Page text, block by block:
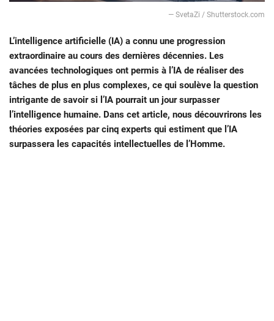
— SvetaZi / Shutterstock.com
L’intelligence artificielle (IA) a connu une progression
extraordinaire au cours des dernières décennies. Les
avancées technologiques ont permis à l’IA de réaliser des
tâches de plus en plus complexes, ce qui soulève la question
intrigante de savoir si l’IA pourrait un jour surpasser
l’intelligence humaine. Dans cet article, nous découvrirons les
théories exposées par cinq experts qui estiment que l’IA
surpassera les capacités intellectuelles de l’Homme.